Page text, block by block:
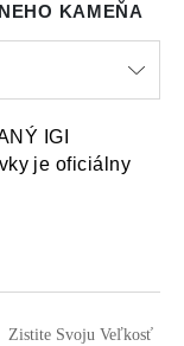
KAMEŇA
IGI
je oficiálny
Zistite Svoju Veľkosť